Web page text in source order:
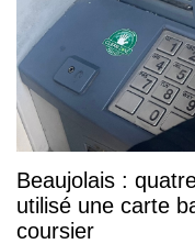
Beaujolais :
utilisé une carte
coursier